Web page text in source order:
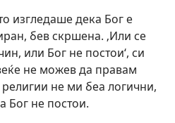
изгледаше дека Бог е
бев скршена. ‚Или се
или Бог не постои‘, си
не можев да правам
не ми беа логични,
Бог не постои.